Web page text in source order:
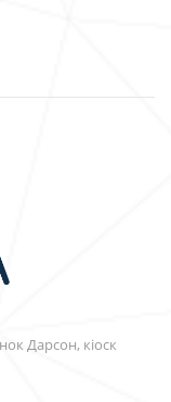
Дарсон, кіоск